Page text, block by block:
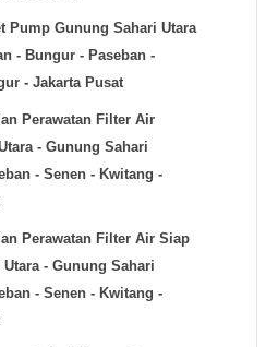
Pump Gunung Sahari Utara
- Bungur - Paseban -
- Jakarta Pusat
Perawatan Filter Air
- Gunung Sahari
- Senen - Kwitang -
Perawatan Filter Air Siap
- Gunung Sahari
- Senen - Kwitang -